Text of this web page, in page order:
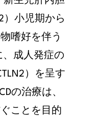
小児期から
嗜好を伴う
成人発症の
）を呈す
の治療は、
ことを目的